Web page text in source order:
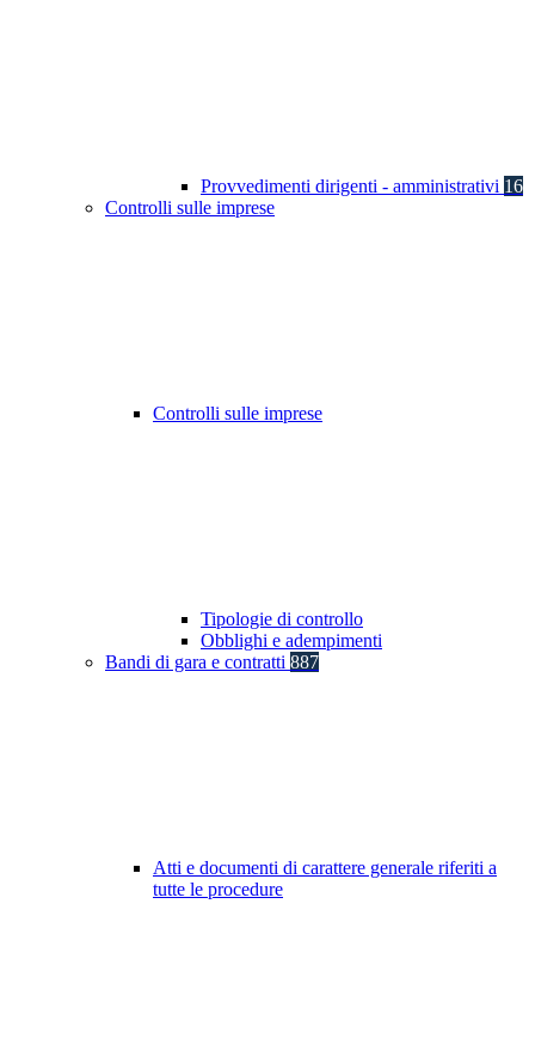
Provvedimenti dirigenti - amministrativi 16
Controlli sulle imprese
Controlli sulle imprese
Tipologie di controllo
Obblighi e adempimenti
Bandi di gara e contratti 887
Atti e documenti di carattere generale riferiti a
tutte le procedure